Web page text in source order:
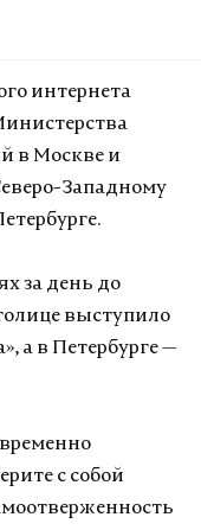
интернета
в Москве и
Западному
за день до
выступило
а в Петербурге —
с собой